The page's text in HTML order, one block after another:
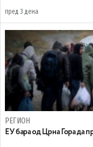
пред 3 дена
РЕГИОН
EУ бара од Црна Гора да